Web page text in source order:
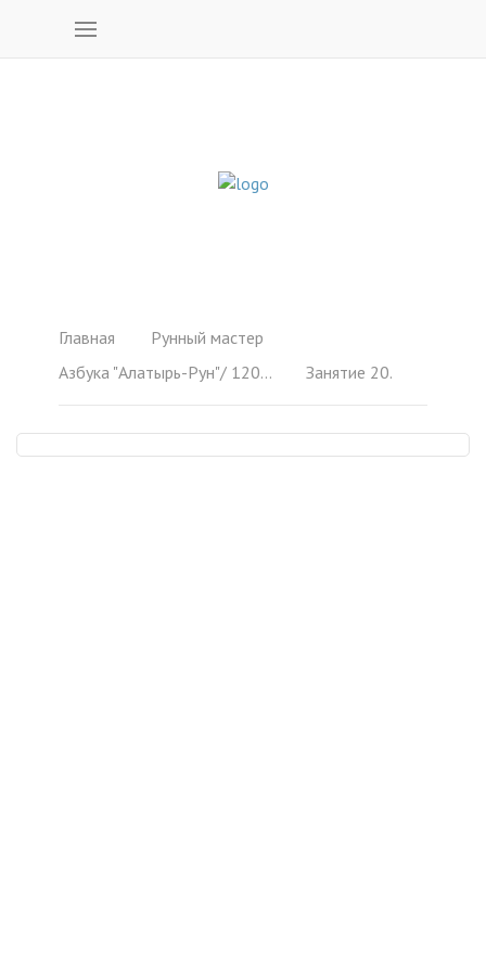
Главная
Рунный мастер
Азбука "Алатырь-Рун"/ 120 образов
Занятие 20.